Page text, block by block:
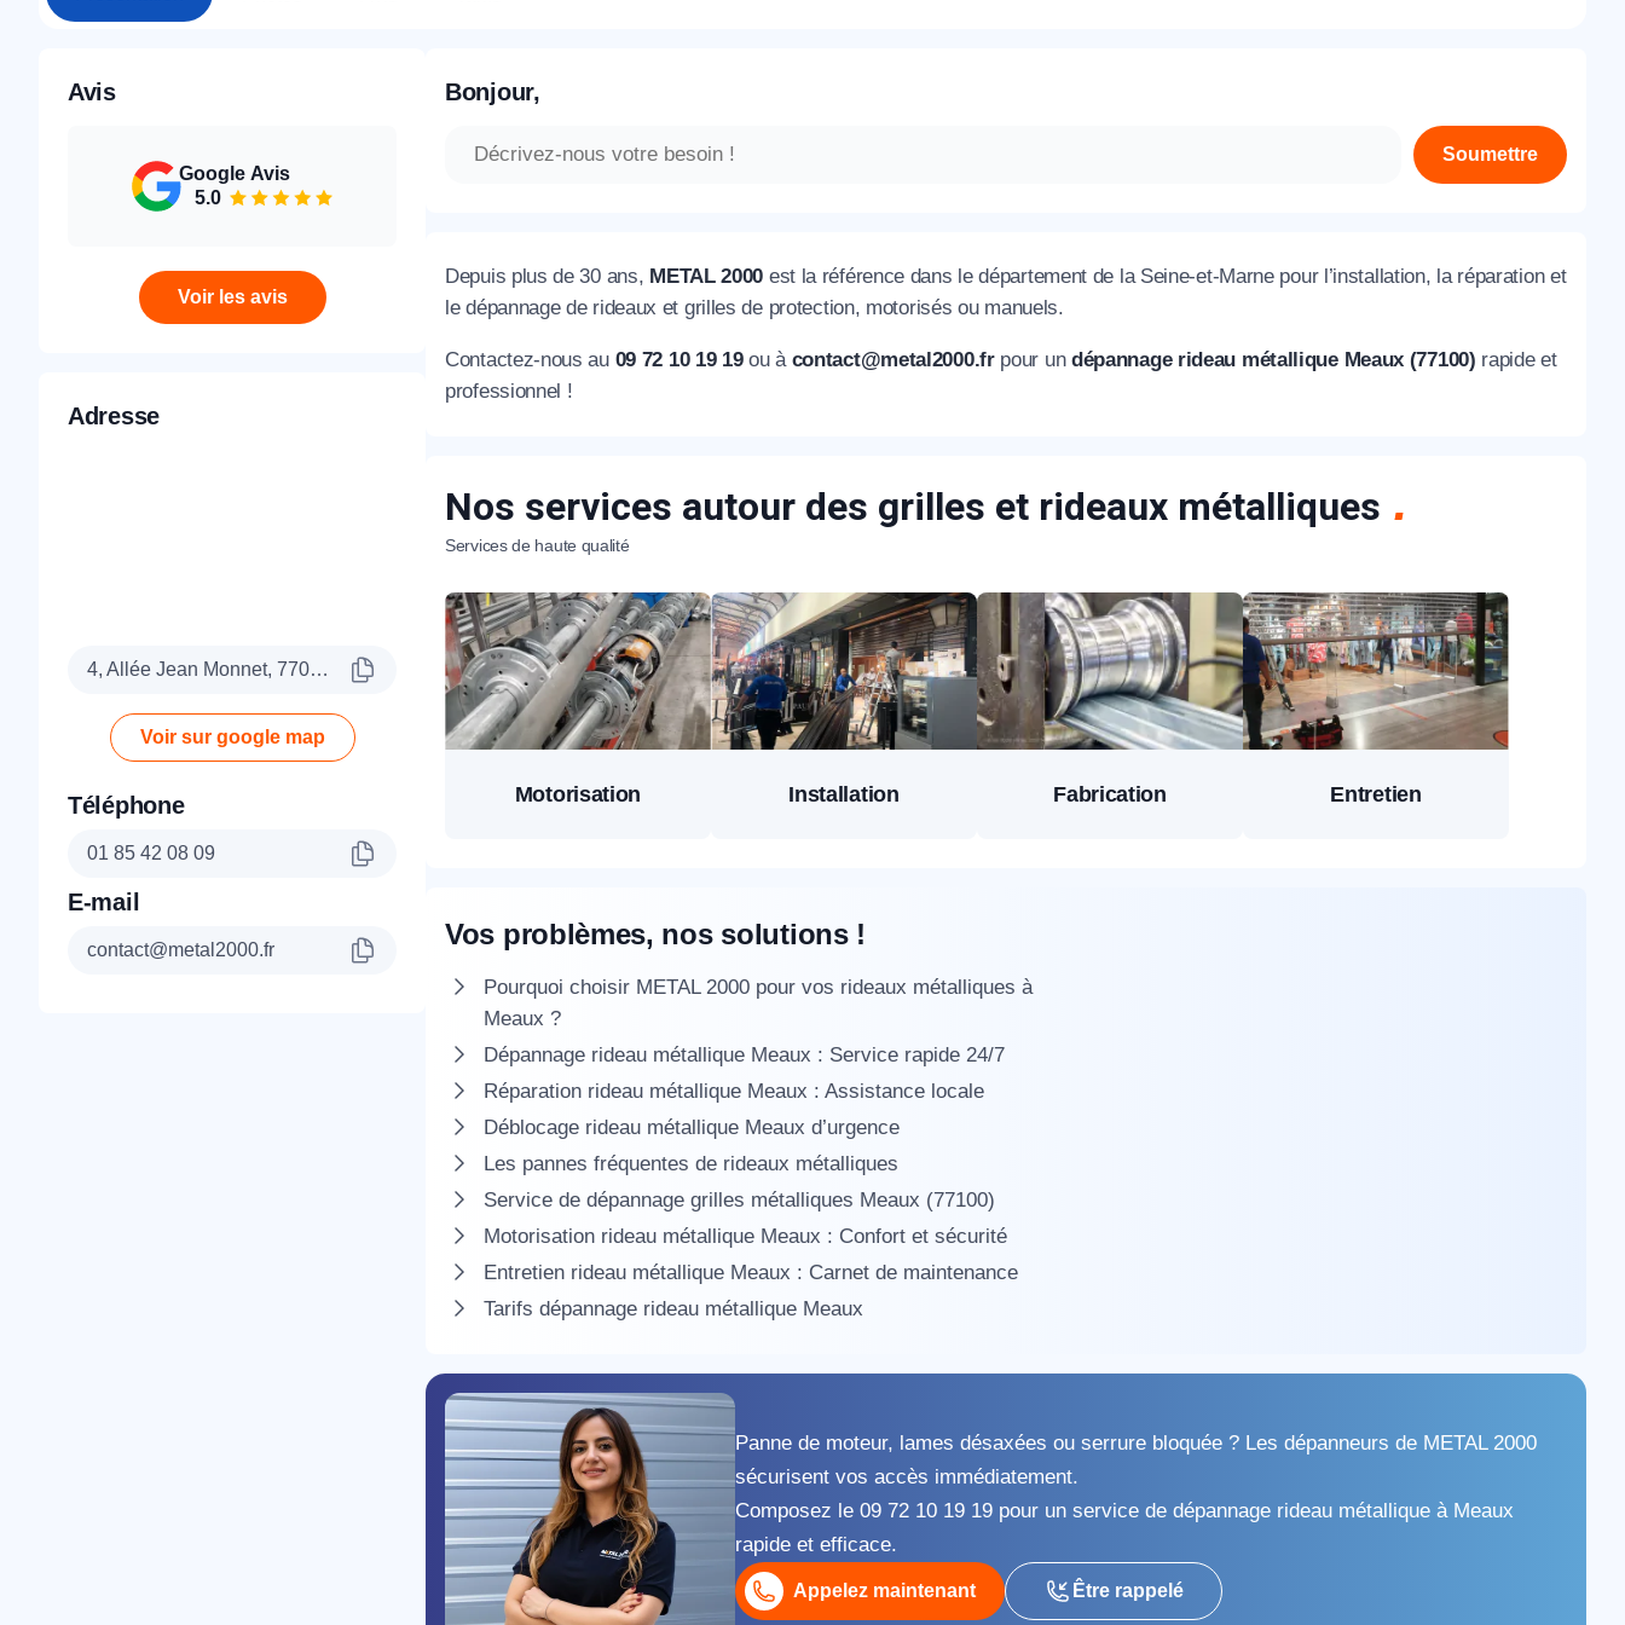
Avis
Google Avis
5.0
Voir les avis
Adresse
4, Allée Jean Monnet, 77090 Collégien
Voir sur google map
Téléphone
01 85 42 08 09
E-mail
contact@metal2000.fr
Bonjour,
Soumettre
Depuis plus de 30 ans, METAL 2000 est la référence dans le département de la Seine-et-Marne pour l’installation, la réparation et
le dépannage de rideaux et grilles de protection, motorisés ou manuels.
Contactez-nous au 09 72 10 19 19ou àcontact@metal2000.frpour un dépannage rideau métallique Meaux (77100) rapide et
professionnel !
Nos services autour des grilles et rideaux métalliques
Services de haute qualité
Motorisation Installation Fabrication Entretien
Vos problèmes, nos solutions !
Pourquoi choisir METAL 2000 pour vos rideaux métalliques à
Meaux ?
Dépannage rideau métallique Meaux : Service rapide 24/7
Réparation rideau métallique Meaux : Assistance locale
Déblocage rideau métallique Meaux d’urgence
Les pannes fréquentes de rideaux métalliques
Service de dépannage grilles métalliques Meaux (77100)
Motorisation rideau métallique Meaux : Confort et sécurité
Entretien rideau métallique Meaux : Carnet de maintenance
Tarifs dépannage rideau métallique Meaux
Panne de moteur, lames désaxées ou serrure bloquée ? Les dépanneurs de METAL 2000
sécurisent vos accès immédiatement.
Composez le 09 72 10 19 19 pour un service de dépannage rideau métallique à Meaux
rapide et efficace.
Appelez maintenant Être rappelé
Rappel immédiat
Nous vous remercions pour
votre confiance !
Nom Prénom